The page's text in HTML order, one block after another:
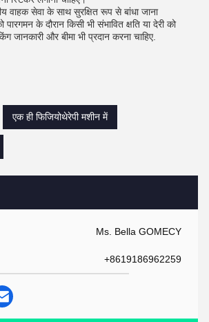
Ms. Bella GOMECY
+8619186962259
वाहक सेवा के साथ सुरक्षित रूप से बांधा जाना
पारगमन के दौरान किसी भी संभावित क्षति या देरी को
जानकारी और बीमा भी प्रदान करना चाहिए.
एक ही फिजियोथेरेपी मशीन में